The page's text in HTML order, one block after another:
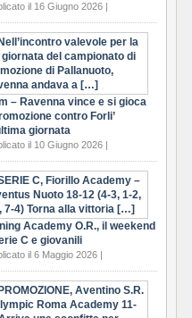
il 16 Giugno 2026 |
– Ravenna vince e si gioca
contro Forli’
giornata
il 10 Giugno 2026 |
Academy O.R., il weekend
C e giovanili
il 6 Maggio 2026 |